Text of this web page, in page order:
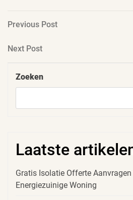
Berichtnavigatie
Previous
Previous Post
Next
Next Post
Zoeken
Laatste
Gratis Isolatie Offerte Aanvragen
Energiezuinige Woning